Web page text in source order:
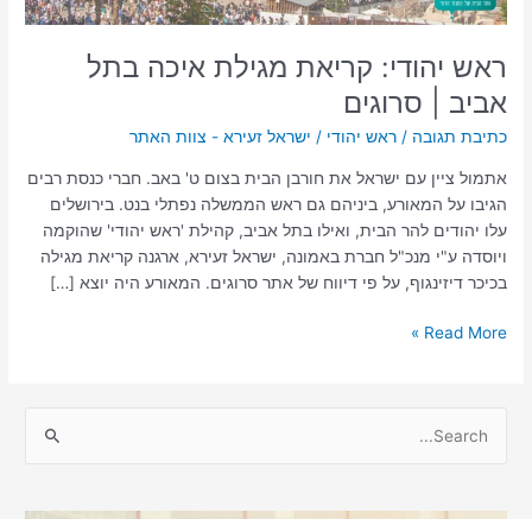
ראש יהודי: קריאת מגילת איכה בתל
אביב | סרוגים
כתיבת תגובה /ראש יהודי / ישראל זעירא - צוות האתר
אתמול ציין עם ישראל את חורבן הבית בצום ט' באב. חברי כנסת רבים
הגיבו על המאורע, ביניהם גם ראש הממשלה נפתלי בנט. בירושלים
עלו יהודים להר הבית, ואילו בתל אביב, קהילת 'ראש יהודי' שהוקמה
ויוסדה ע"י מנכ"ל חברת באמונה, ישראל זעירא, ארגנה קריאת מגילה
בכיכר דיזינגוף, על פי דיווח של אתר סרוגים. המאורע היה יוצא […]
Read More »